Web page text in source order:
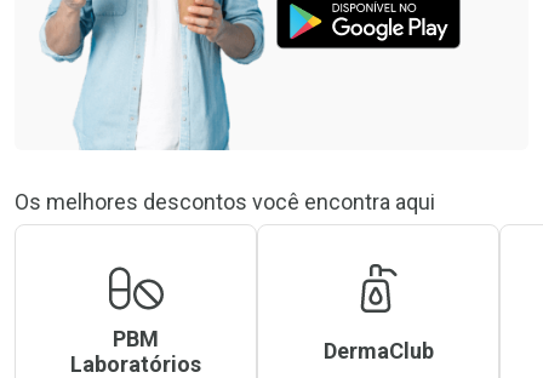
Os melhores descontos você encontra aqui
PBM
Laboratórios
DermaClub